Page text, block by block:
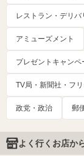
レストラン・デリバ
アミューズメント
プレゼントキャンペ
TV局・新聞社・フ
政党・政治 郵
よく行くお店か